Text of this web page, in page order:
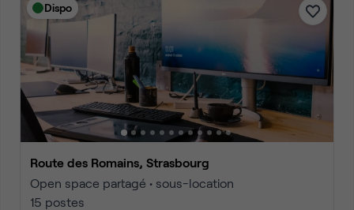
Dispo
Route des Romains, Strasbourg
Open space partagé • sous-location
15 postes